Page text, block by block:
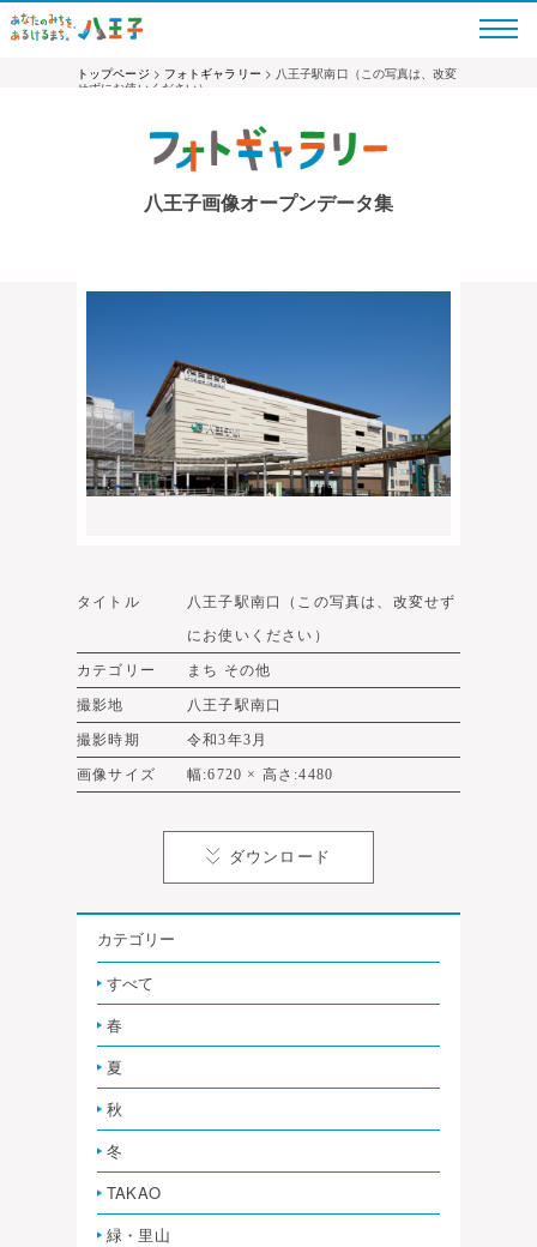
トップページ > フォトギャラリー > 八王子駅南口（この写真は、改変
せずにお使いください）
八王子画像オープンデータ集
タイトル
八王子駅南口（この写真は、改変せず
にお使いください）
カテゴリー まち その他
撮影地 八王子駅南口
撮影時期 令和3年3月
画像サイズ 幅:6720 × 高さ:4480
ダウンロード
カテゴリー
すべて
春
夏
秋
冬
TAKAO
緑・里山